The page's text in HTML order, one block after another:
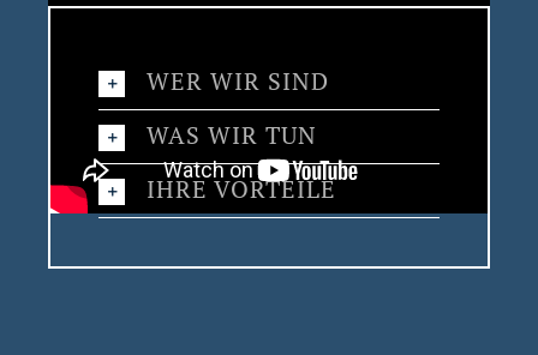
WER WIR SIND
WAS WIR TUN
IHRE VORTEILE